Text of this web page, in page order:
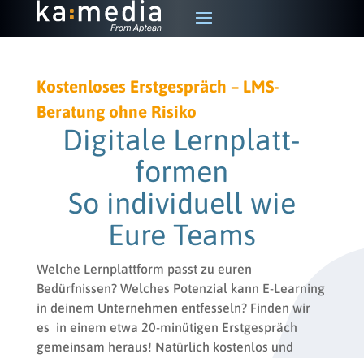
Kostenloses Erstgespräch – LMS-
Beratung ohne Risiko
Digitale Lern­platt­
formen
So individuell wie
Eure Teams
Welche Lernplattform passt zu euren
Bedürfnissen? Welches Potenzial kann E-Learning
in deinem Unternehmen entfesseln? Finden wir
es in einem etwa 20-minütigen Erstgespräch
gemeinsam heraus! Natürlich kostenlos und